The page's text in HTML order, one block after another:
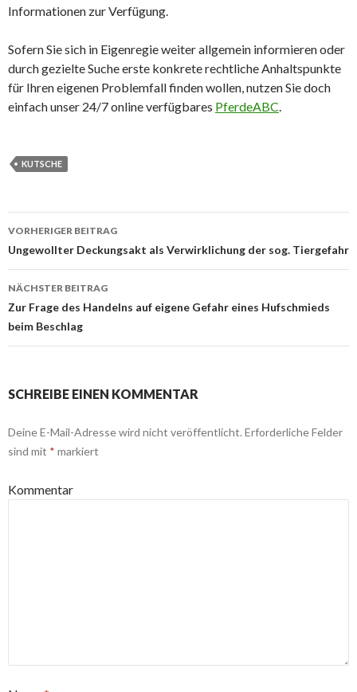
Informationen zur Verfügung.
Sofern Sie sich in Eigenregie weiter allgemein informieren oder
durch gezielte Suche erste konkrete rechtliche Anhaltspunkte
für Ihren eigenen Problemfall finden wollen, nutzen Sie doch
einfach unser 24/7 online verfügbares PferdeABC.
KUTSCHE
Beitrags-
Navigation
VORHERIGER BEITRAG
Ungewollter Deckungsakt als Verwirklichung der sog. Tiergefahr
NÄCHSTER BEITRAG
Zur Frage des Handelns auf eigene Gefahr eines Hufschmieds
beim Beschlag
SCHREIBE EINEN KOMMENTAR
Deine E-Mail-Adresse wird nicht veröffentlicht. Erforderliche Felder
sind mit * markiert
Kommentar